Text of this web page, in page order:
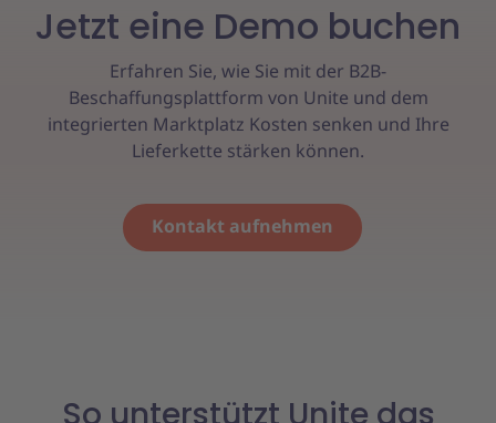
Jetzt eine Demo buchen
Erfahren Sie, wie Sie mit der B2B-
Beschaffungsplattform von Unite und dem
integrierten Marktplatz Kosten senken und Ihre
Lieferkette stärken können.
Kontakt aufnehmen